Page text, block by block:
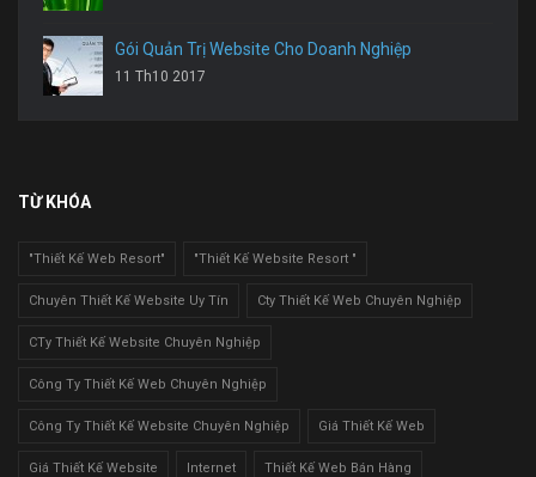
Gói Quản Trị Website Cho Doanh Nghiệp
11 Th10 2017
TỪ KHÓA
"Thiết Kế Web Resort" "Thiết Kế Website Resort "
Chuyên Thiết Kế Website Uy Tín Cty Thiết Kế Web Chuyên Nghiệp
CTy Thiết Kế Website Chuyên Nghiệp
Công Ty Thiết Kế Web Chuyên Nghiệp
Công Ty Thiết Kế Website Chuyên Nghiệp Giá Thiết Kế Web
Giá Thiết Kế Website Internet Thiết Kế Web Bán Hàng